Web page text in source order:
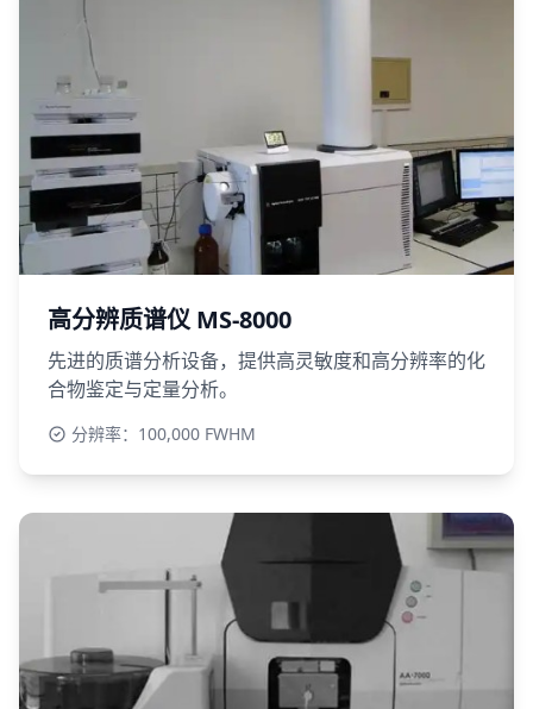
高分辨质谱仪 MS-8000
先进的质谱分析设备，提供高灵敏度和高分辨率的化
合物鉴定与定量分析。
分辨率：100,000 FWHM